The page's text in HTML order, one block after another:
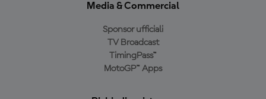
Media & Commercial
Sponsor ufficiali
TV Broadcast
TimingPass™
MotoGP™ Apps